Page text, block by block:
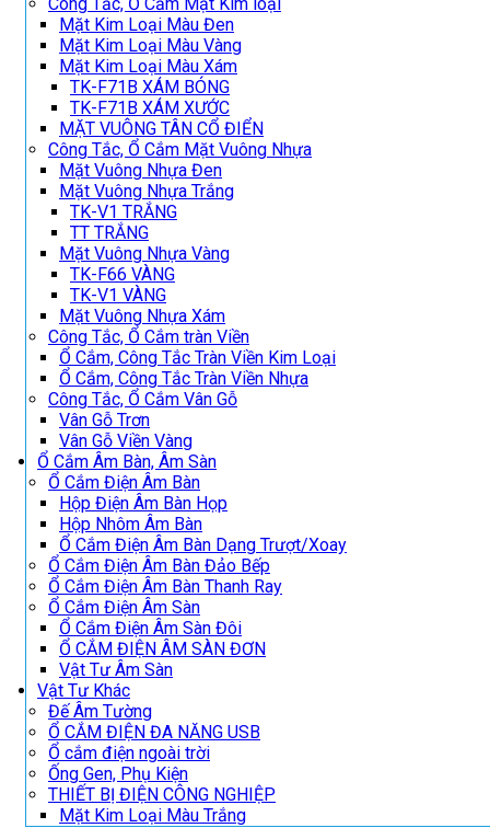
Công Tắc, Ổ Cắm Mặt Kim loại
Mặt Kim Loại Màu Đen
Mặt Kim Loại Màu Vàng
Mặt Kim Loại Màu Xám
TK-F71B XÁM BÓNG
TK-F71B XÁM XƯỚC
MẶT VUÔNG TÂN CỔ ĐIỂN
Công Tắc, Ổ Cắm Mặt Vuông Nhựa
Mặt Vuông Nhựa Đen
Mặt Vuông Nhựa Trắng
TK-V1 TRẮNG
TT TRẮNG
Mặt Vuông Nhựa Vàng
TK-F66 VÀNG
TK-V1 VÀNG
Mặt Vuông Nhựa Xám
Công Tắc, Ổ Cắm tràn Viền
Ổ Cắm, Công Tắc Tràn Viền Kim Loại
Ổ Cắm, Công Tắc Tràn Viền Nhựa
Công Tắc, Ổ Cắm Vân Gỗ
Vân Gỗ Trơn
Vân Gỗ Viền Vàng
Ổ Cắm Âm Bàn, Âm Sàn
Ổ Cắm Điện Âm Bàn
Hộp Điện Âm Bàn Họp
Hộp Nhôm Âm Bàn
Ổ Cắm Điện Âm Bàn Dạng Trượt/Xoay
Ổ Cắm Điện Âm Bàn Đảo Bếp
Ổ Cắm Điện Âm Bàn Thanh Ray
Ổ Cắm Điện Âm Sàn
Ổ Cắm Điện Âm Sàn Đôi
Ổ CẮM ĐIỆN ÂM SÀN ĐƠN
Vật Tư Âm Sàn
Vật Tư Khác
Đế Âm Tường
Ổ CẮM ĐIỆN ĐA NĂNG USB
Ổ cắm điện ngoài trời
Ống Gen, Phụ Kiện
THIẾT BỊ ĐIỆN CÔNG NGHIỆP
Mặt Kim Loại Màu Trắng